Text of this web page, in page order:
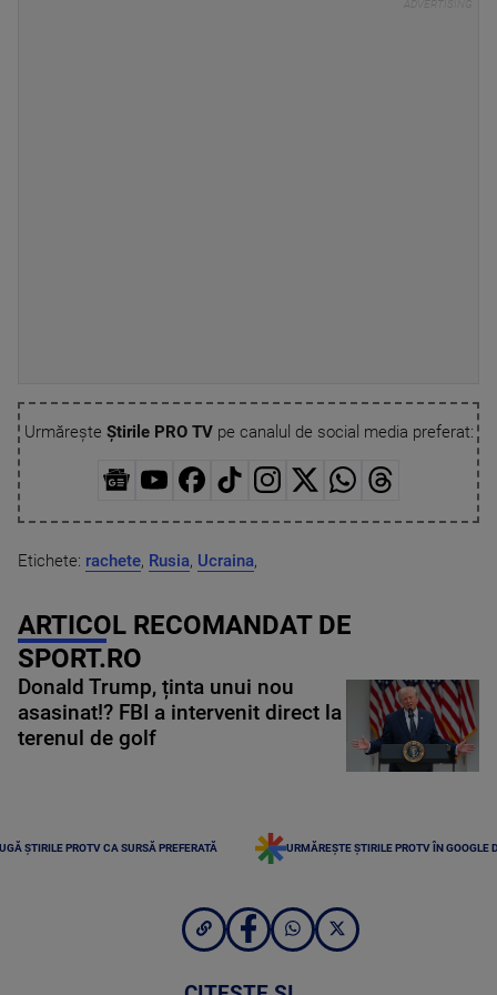
Urmărește Știrile PRO TVpe canalul de social media preferat:
Etichete: rachete, Rusia, Ucraina,
ARTICOL RECOMANDAT DE
SPORT.RO
Donald Trump, ținta unui nou
asasinat!? FBI a intervenit direct la
terenul de golf
ȘTIRILE PROTV CA SURSĂ PREFERATĂ URMĂREȘTE ȘTIRILE PROTV ÎN GOOGLE